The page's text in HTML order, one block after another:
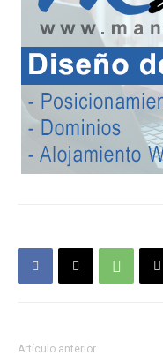
Artículo anterior